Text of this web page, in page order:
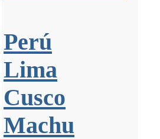
Perú
Lima
Cusco
Machu